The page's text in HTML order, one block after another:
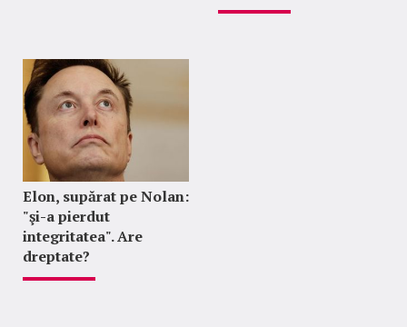
Elon, supărat pe Nolan:
"şi-a pierdut
integritatea". Are
dreptate?